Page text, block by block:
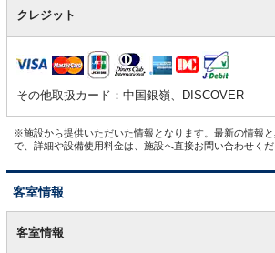
クレジット
その他取扱カード：中国銀嶺、DISCOVER
※施設から提供いただいた情報となります。最新の情報
で、詳細や設備使用料金は、施設へ直接お問い合わせくだ
客室情報
室客室情報